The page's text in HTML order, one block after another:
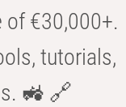
of €30,000+.
tutorials,
🚜 🔗